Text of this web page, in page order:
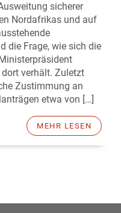
sicherer
Nordafrikas und auf
die Frage, wie sich die
verhält. Zuletzt
Zustimmung an
etwa von […]
MEHR LESEN